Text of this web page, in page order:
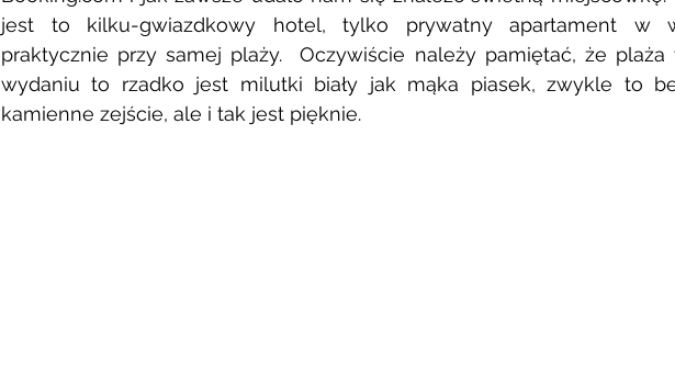
jest to kilku-gwiazdkowy hotel, tylko prywatny apartament w
praktycznie przy samej plaży.  Oczywiście należy pamiętać, że
wydaniu to rzadko jest milutki biały jak mąka piasek, zwykle to
kamienne zejście, ale i tak jest pięknie.